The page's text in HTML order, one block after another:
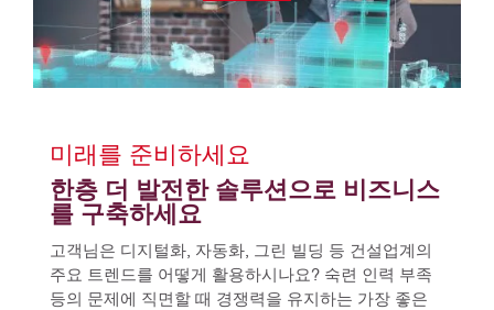
미래를 준비하세요
한층 더 발전한 솔루션으로 비즈니스
를 구축하세요
고객님은 디지털화, 자동화, 그린 빌딩 등 건설업계의
주요 트렌드를 어떻게 활용하시나요? 숙련 인력 부족
등의 문제에 직면할 때 경쟁력을 유지하는 가장 좋은